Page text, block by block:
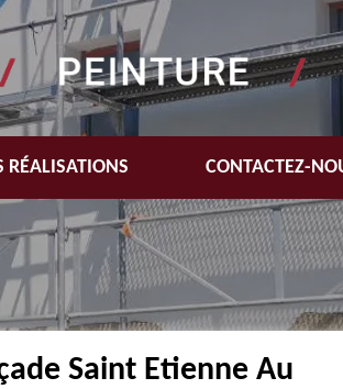
RÉALISATIONS CONTACTEZ-
Saint Etienne Au